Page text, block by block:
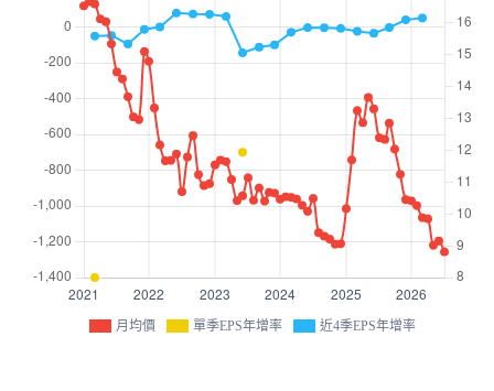
月均價 單季EPS年增率 近4季EPS年增率